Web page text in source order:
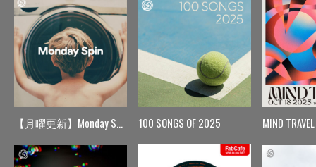
【月曜更新】Monday Spin 100 SONGS OF 2025 MIND TRAVEL